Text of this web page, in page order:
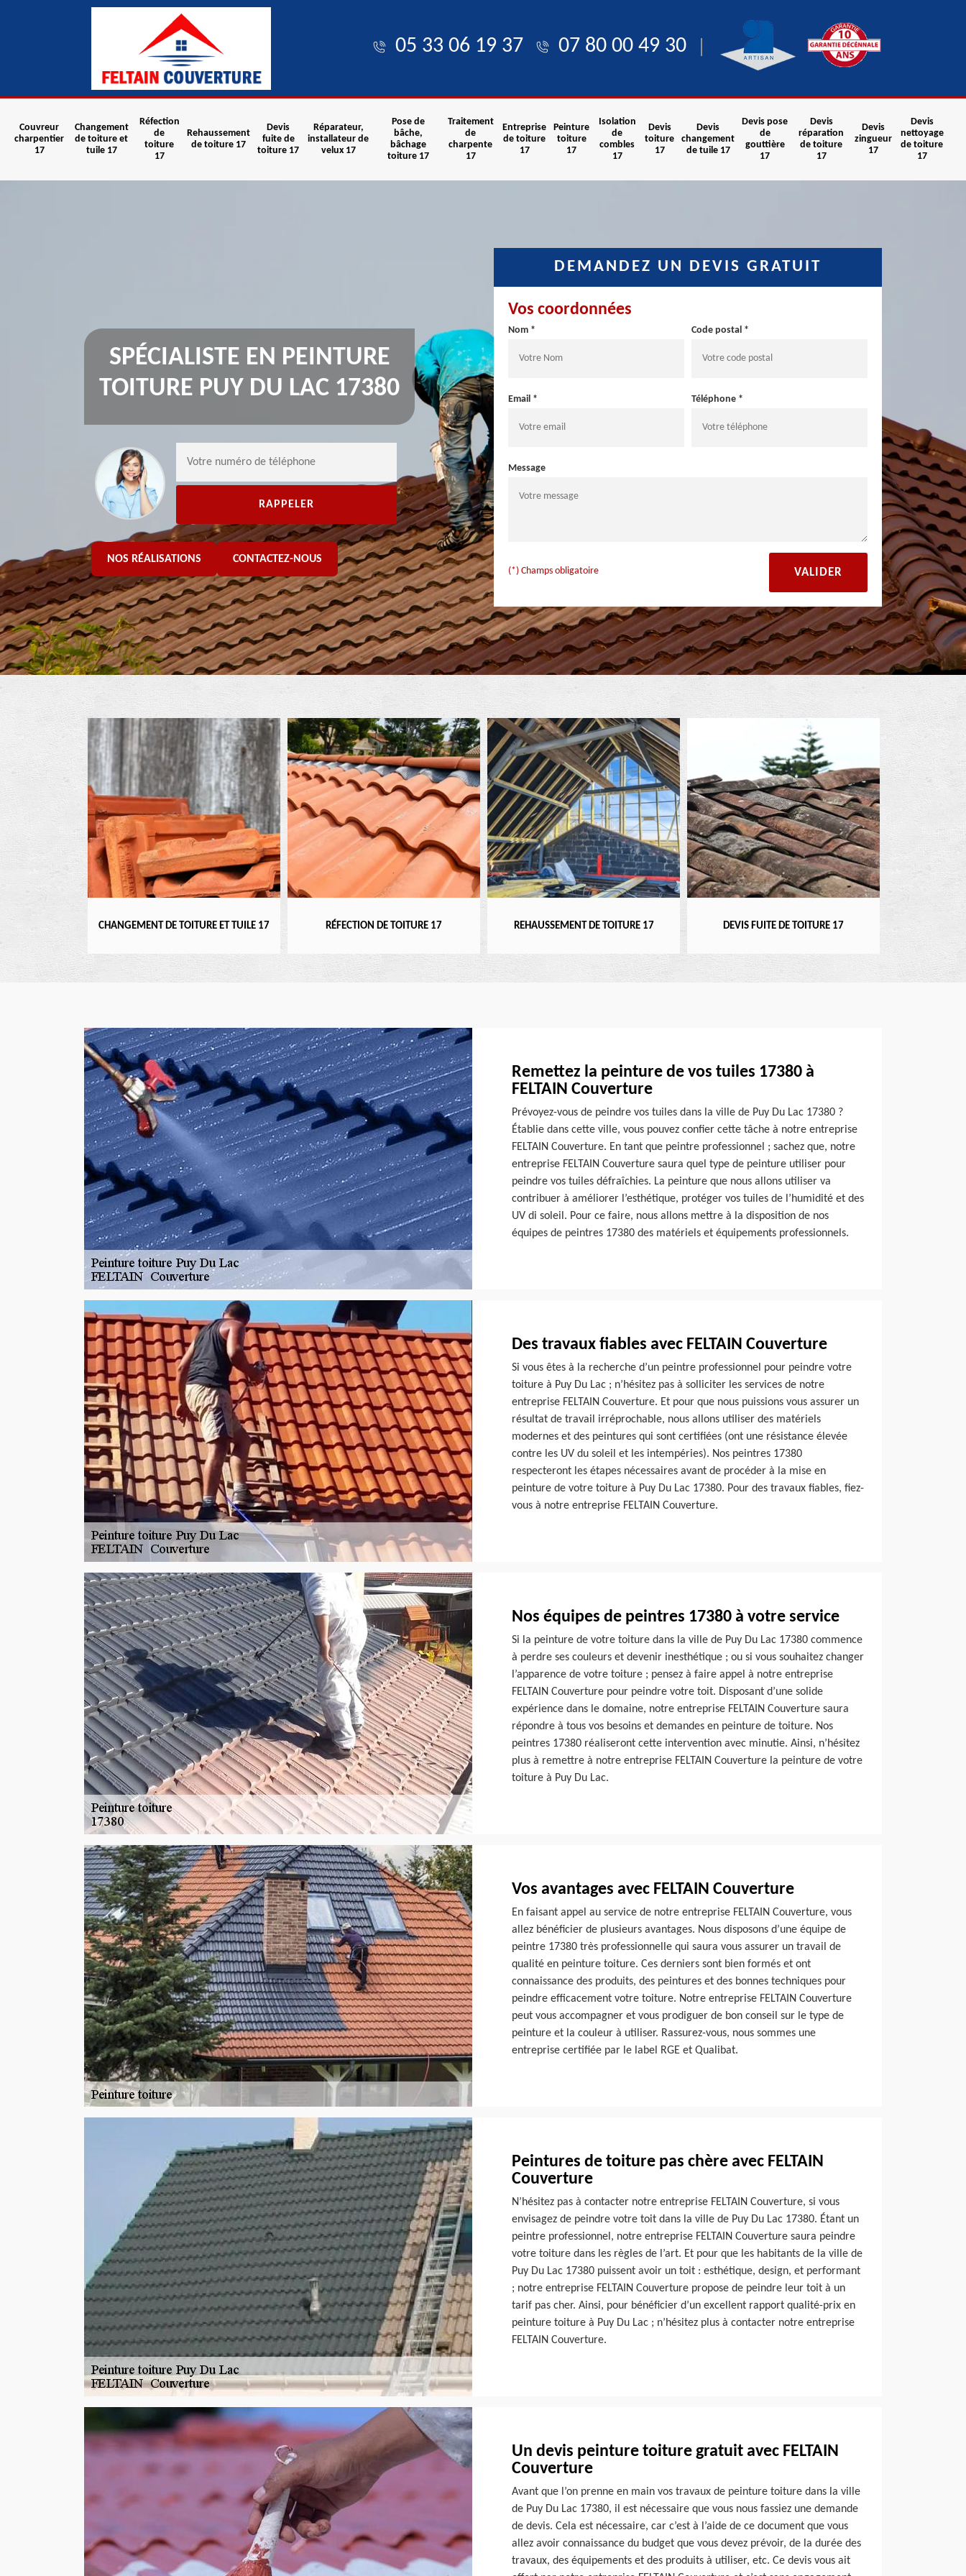
05 33 06 19 37 07 80 00 49 30
Couvreur
charpentier
17
Changement
de toiture et
tuile 17
Réfection
de
toiture
17
Rehaussement
de toiture 17
Devis
fuite de
toiture 17
Réparateur,
installateur de
velux 17
Pose de
bâche,
bâchage
toiture 17
Traitement
de
charpente
17
Entreprise
de toiture
17
Peinture
toiture
17
Isolation
de
combles
17
Devis
toiture
17
Devis
changement
de tuile 17
Devis pose
de
gouttière
17
Devis
réparation
de toiture
17
Devis
zingueur
17
Devis
nettoyage
de toiture
17
SPÉCIALISTE EN PEINTURE
TOITURE PUY DU LAC 17380
NOS RÉALISATIONS CONTACTEZ-NOUS
DEMANDEZ UN DEVIS GRATUIT
Vos coordonnées
Nom * Code postal *
Email * Téléphone *
Message
(*) Champs obligatoire
CHANGEMENT DE TOITURE ET TUILE 17 RÉFECTION DE TOITURE 17 REHAUSSEMENT DE TOITURE 17 DEVIS FUITE DE TOITURE 17
RÉPARATEUR,
Remettez la peinture de vos tuiles 17380 à
FELTAIN Couverture
Prévoyez-vous de peindre vos tuiles dans la ville de Puy Du Lac 17380 ?
Établie dans cette ville, vous pouvez confier cette tâche à notre entreprise
FELTAIN Couverture. En tant que peintre professionnel ; sachez que, notre
entreprise FELTAIN Couverture saura quel type de peinture utiliser pour
peindre vos tuiles défraîchies. La peinture que nous allons utiliser va
contribuer à améliorer l’esthétique, protéger vos tuiles de l’humidité et des
UV di soleil. Pour ce faire, nous allons mettre à la disposition de nos
équipes de peintres 17380 des matériels et équipements professionnels.
Des travaux fiables avec FELTAIN Couverture
Si vous êtes à la recherche d’un peintre professionnel pour peindre votre
toiture à Puy Du Lac ; n’hésitez pas à solliciter les services de notre
entreprise FELTAIN Couverture. Et pour que nous puissions vous assurer un
résultat de travail irréprochable, nous allons utiliser des matériels
modernes et des peintures qui sont certifiées (ont une résistance élevée
contre les UV du soleil et les intempéries). Nos peintres 17380
respecteront les étapes nécessaires avant de procéder à la mise en
peinture de votre toiture à Puy Du Lac 17380. Pour des travaux fiables, fiez-
vous à notre entreprise FELTAIN Couverture.
Nos équipes de peintres 17380 à votre service
Si la peinture de votre toiture dans la ville de Puy Du Lac 17380 commence
à perdre ses couleurs et devenir inesthétique ; ou si vous souhaitez changer
l’apparence de votre toiture ; pensez à faire appel à notre entreprise
FELTAIN Couverture pour peindre votre toit. Disposant d’une solide
expérience dans le domaine, notre entreprise FELTAIN Couverture saura
répondre à tous vos besoins et demandes en peinture de toiture. Nos
peintres 17380 réaliseront cette intervention avec minutie. Ainsi, n’hésitez
plus à remettre à notre entreprise FELTAIN Couverture la peinture de votre
toiture à Puy Du Lac.
Vos avantages avec FELTAIN Couverture
En faisant appel au service de notre entreprise FELTAIN Couverture, vous
allez bénéficier de plusieurs avantages. Nous disposons d’une équipe de
peintre 17380 très professionnelle qui saura vous assurer un travail de
qualité en peinture toiture. Ces derniers sont bien formés et ont
connaissance des produits, des peintures et des bonnes techniques pour
peindre efficacement votre toiture. Notre entreprise FELTAIN Couverture
peut vous accompagner et vous prodiguer de bon conseil sur le type de
peinture et la couleur à utiliser. Rassurez-vous, nous sommes une
entreprise certifiée par le label RGE et Qualibat.
Peintures de toiture pas chère avec FELTAIN
Couverture
N’hésitez pas à contacter notre entreprise FELTAIN Couverture, si vous
envisagez de peindre votre toit dans la ville de Puy Du Lac 17380. Étant un
peintre professionnel, notre entreprise FELTAIN Couverture saura peindre
votre toiture dans les règles de l’art. Et pour que les habitants de la ville de
Puy Du Lac 17380 puissent avoir un toit : esthétique, design, et performant
; notre entreprise FELTAIN Couverture propose de peindre leur toit à un
tarif pas cher. Ainsi, pour bénéficier d’un excellent rapport qualité-prix en
peinture toiture à Puy Du Lac ; n’hésitez plus à contacter notre entreprise
FELTAIN Couverture.
Un devis peinture toiture gratuit avec FELTAIN
Couverture
Avant que l’on prenne en main vos travaux de peinture toiture dans la ville
de Puy Du Lac 17380, il est nécessaire que vous nous fassiez une demande
de devis. Cela est nécessaire, car c’est à l’aide de ce document que vous
allez avoir connaissance du budget que vous devez prévoir, de la durée des
travaux, des équipements et des produits à utiliser, etc. Ce devis vous ait